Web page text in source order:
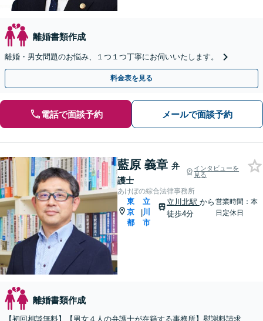
離婚書類作成
離婚・男女問題のお悩み、１つ１つ丁寧にお伺いいたします。
料金表を見る
電話で面談予約 メールで面談予約
藍原 義章 弁
護士
インタビューを
見る
あけぼの綜合法律事務所
東
京
都
|
立
川
市
立川北駅 から
徒歩4分
営業時間：本
日定休日
離婚書類作成
【初回相談無料】【男女４人の弁護士が在籍する事務所】慰謝料請求